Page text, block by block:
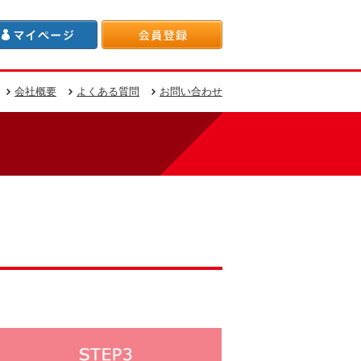
会社概要 よくある質問 お問い合わせ